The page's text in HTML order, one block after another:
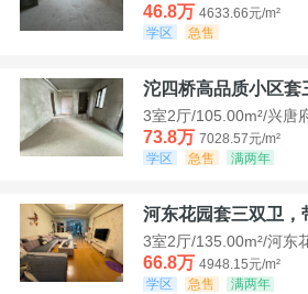
46.8万 4633.66元/m²
学区
急售
沱四桥高品质小区套
3室2厅/105.00m²/兴唐
73.8万 7028.57元/m²
学区
急售 满两年
河东花园套三双卫，
3室2厅/135.00m²/河东
66.8万 4948.15元/m²
学区
急售 满两年